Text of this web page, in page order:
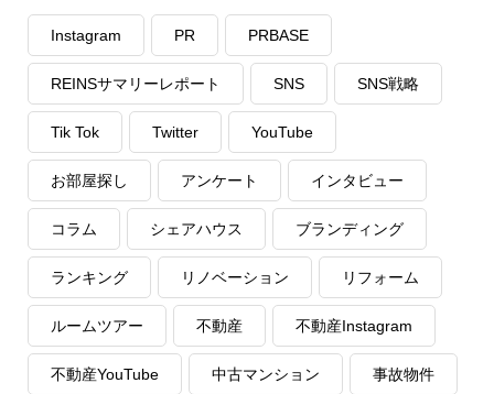
Instagram PR PRBASE
REINSサマリーレポート SNS SNS戦略
Tik Tok Twitter YouTube
お部屋探し アンケート インタビュー
コラム シェアハウス ブランディング
ランキング リノベーション リフォーム
ルームツアー 不動産 不動産Instagram
不動産YouTube 中古マンション 事故物件